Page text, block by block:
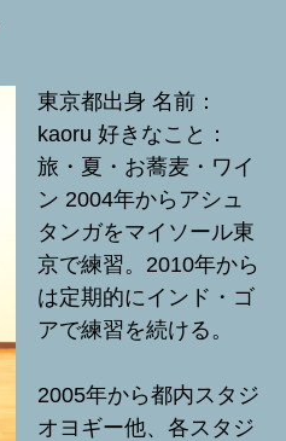
東京都出身 名前：
kaoru 好きなこと：
旅・夏・お蕎麦・ワイ
ン 2004年からアシュ
タンガをマイソール東
京で練習。2010年から
は定期的にインド・ゴ
アで練習を続ける。
2005年から都内スタジ
オヨギー他、各スタジ